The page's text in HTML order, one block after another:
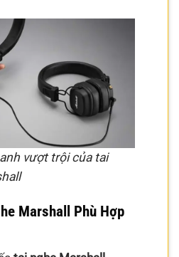
vượt trội của tai
Marshall Phù Hợp